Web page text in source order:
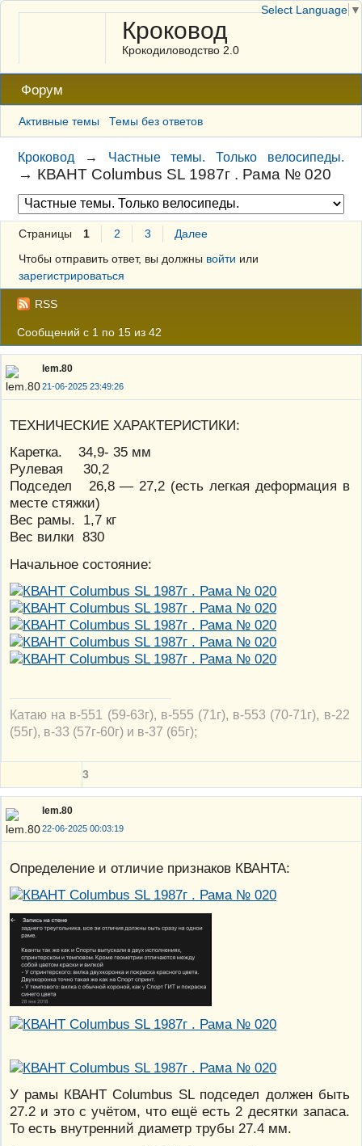
Кроковод
Крокодиловодство 2.0
Форум
Активные темы Темы без ответов
Кроковод → Частные темы. Только велосипеды.
→ КВАНТ Columbus SL 1987г . Рама № 020
Страницы 1 2 3
Далее
Чтобы отправить ответ, вы должны войти или
зарегистрироваться
RSS
Сообщений с 1 по 15 из 42
lem.80
21-06-2025 23:49:26
ТЕХНИЧЕСКИЕ ХАРАКТЕРИСТИКИ:
Каретка. 34,9- 35 мм
Рулевая 30,2
Подседел 26,8 — 27,2 (есть легкая деформация в
месте стяжки)
Вес рамы. 1,7 кг
Вес вилки 830
Начальное состояние:
Катаю на в-551 (59-63г), в-555 (71г), в-553 (70-71г), в-22
(55г), в-33 (57г-60г) и в-37 (65г);
3
lem.80
22-06-2025 00:03:19
Определение и отличие признаков КВАНТА:
У рамы КВАНТ Columbus SL подседел должен быть
27.2 и это с учётом, что ещё есть 2 десятки запаса.
То есть внутренний диаметр трубы 27.4 мм.
Select Language ▼